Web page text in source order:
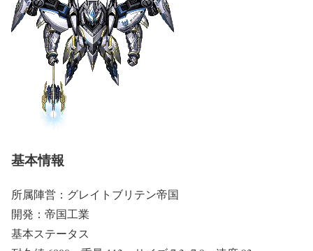
基本情報
所属陣営：グレイトブリテン帝国
開発：帝国工業
基本ステータス